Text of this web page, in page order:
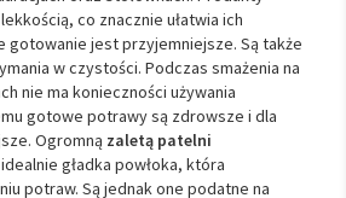
co znacznie ułatwia ich
gotowanie jest przyjemniejsze. Są także
w czystości. Podczas smażenia na
nie ma konieczności używania
gotowe potrawy są zdrowsze i dla
Ogromną zaletą patelni
gładka powłoka, która
potraw. Są jednak one podatne na